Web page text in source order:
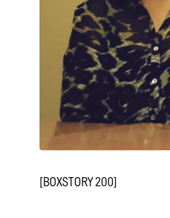
[BOXSTORY 200]